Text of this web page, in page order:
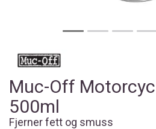
Muc-Off
500ml
Fjerner fett og smuss